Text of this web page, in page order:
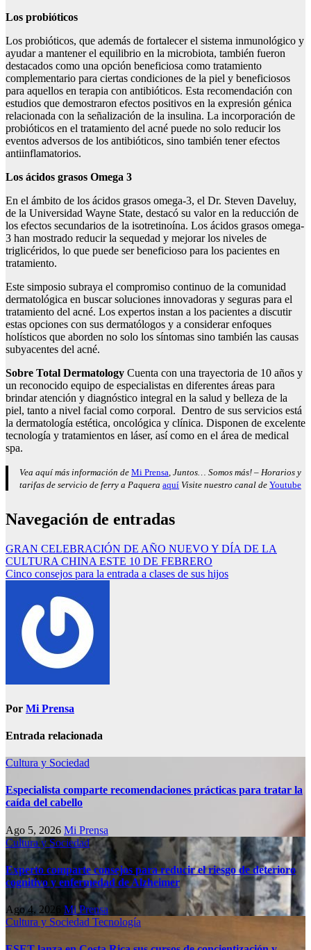
Los probióticos
Los probióticos, que además de fortalecer el sistema inmunológico y
ayudar a mantener el equilibrio en la microbiota, también fueron
destacados como una opción beneficiosa como tratamiento
complementario para ciertas condiciones de la piel y beneficiosos
para aquellos en terapia con antibióticos. Esta recomendación con
estudios que demostraron efectos positivos en la expresión génica
relacionada con la señalización de la insulina. La incorporación de
probióticos en el tratamiento del acné puede no solo reducir los
eventos adversos de los antibióticos, sino también tener efectos
antiinflamatorios.
Los ácidos grasos Omega 3
En el ámbito de los ácidos grasos omega-3, el Dr. Steven Daveluy,
de la Universidad Wayne State, destacó su valor en la reducción de
los efectos secundarios de la isotretinoína. Los ácidos grasos omega-
3 han mostrado reducir la sequedad y mejorar los niveles de
triglicéridos, lo que puede ser beneficioso para los pacientes en
tratamiento.
Este simposio subraya el compromiso continuo de la comunidad
dermatológica en buscar soluciones innovadoras y seguras para el
tratamiento del acné. Los expertos instan a los pacientes a discutir
estas opciones con sus dermatólogos y a considerar enfoques
holísticos que aborden no solo los síntomas sino también las causas
subyacentes del acné.
Sobre Total Dermatology Cuenta con una trayectoria de 10 años y
un reconocido equipo de especialistas en diferentes áreas para
brindar atención y diagnóstico integral en la salud y belleza de la
piel, tanto a nivel facial como corporal. Dentro de sus servicios está
la dermatología estética, oncológica y clínica. Disponen de excelente
tecnología y tratamientos en láser, así como en el área de medical
spa.
Vea aquí más información de Mi Prensa, Juntos… Somos más! – Horarios y
tarifas de servicio de ferry a Paquera aquí Visite nuestro canal de Youtube
Navegación de entradas
GRAN CELEBRACIÓN DE AÑO NUEVO Y DÍA DE LA
CULTURA CHINA ESTE 10 DE FEBRERO
Cinco consejos para la entrada a clases de sus hijos
Por Mi Prensa
Entrada relacionada
Cultura y Sociedad
Especialista comparte recomendaciones prácticas para tratar la
caída del cabello
Ago 5, 2026 Mi Prensa
Cultura y Sociedad
Experto comparte consejos para reducir el riesgo de deterioro
cognitivo у enfermedad de Alzheimer
Ago 4, 2026 Mi Prensa
Cultura y Sociedad Tecnología